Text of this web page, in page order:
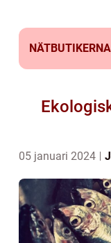
05 januari 2024